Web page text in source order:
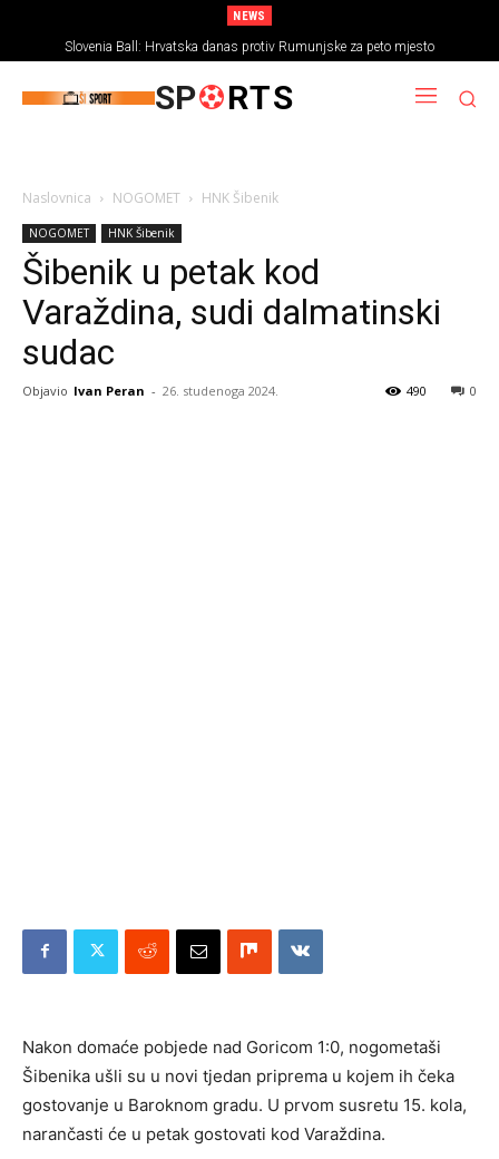
NEWS
Slovenia Ball: Hrvatska danas protiv Rumunjske za peto mjesto
SP RTS
Naslovnica NOGOMET HNK Šibenik
NOGOMET HNK Šibenik
Šibenik u petak kod
Varaždina, sudi dalmatinski
sudac
Objavio Ivan Peran - 26. studenoga 2024. 0
490
Nakon domaće pobjede nad Goricom 1:0, nogometaši
Šibenika ušli su u novi tjedan priprema u kojem ih čeka
gostovanje u Baroknom gradu. U prvom susretu 15. kola,
narančasti će u petak gostovati kod Varaždina.